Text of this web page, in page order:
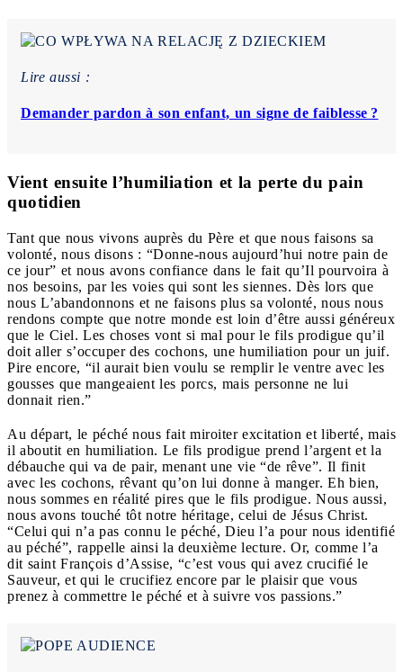
Lire aussi :
Demander pardon à son enfant, un signe de faiblesse ?
Vient ensuite l’humiliation et la perte du pain
quotidien
Tant que nous vivons auprès du Père et que nous faisons sa
volonté, nous disons : “Donne-nous aujourd’hui notre pain de
ce jour” et nous avons confiance dans le fait qu’Il pourvoira à
nos besoins, par les voies qui sont les siennes. Dès lors que
nous L’abandonnons et ne faisons plus sa volonté, nous nous
rendons compte que notre monde est loin d’être aussi généreux
que le Ciel. Les choses vont si mal pour le fils prodigue qu’il
doit aller s’occuper des cochons, une humiliation pour un juif.
Pire encore, “il aurait bien voulu se remplir le ventre avec les
gousses que mangeaient les porcs, mais personne ne lui
donnait rien.”
Au départ, le péché nous fait miroiter excitation et liberté, mais
il aboutit en humiliation. Le fils prodigue prend l’argent et la
débauche qui va de pair, menant une vie “de rêve”. Il finit
avec les cochons, rêvant qu’on lui donne à manger. Eh bien,
nous sommes en réalité pires que le fils prodigue. Nous aussi,
nous avons touché tôt notre héritage, celui de Jésus Christ.
“Celui qui n’a pas connu le péché, Dieu l’a pour nous identifié
au péché”, rappelle ainsi la deuxième lecture. Or, comme l’a
dit saint François d’Assise, “c’est vous qui avez crucifié le
Sauveur, et qui le crucifiez encore par le plaisir que vous
prenez à commettre le péché et à suivre vos passions.”